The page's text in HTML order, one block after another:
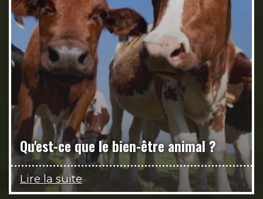
Qu'est-ce que le bien-être animal ?
Lire la suite